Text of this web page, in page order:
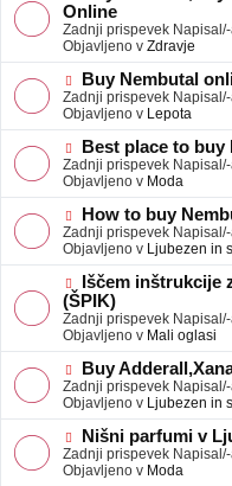
e
b
j
a
v
e
o
v
e
o
b
j
a
v
e
Online
Zadnji prispevek
Objavljeno v Zdravje
N
o
v
e
o
b
j
a
v
e
Buy Nembutal
Zadnji prispevek
Objavljeno v Lepota
N
o
v
e
o
b
j
a
v
e
Best place to buy
Zadnji prispevek
Objavljeno v Moda
N
o
v
e
o
b
j
a
v
e
How to buy
Zadnji prispevek
Objavljeno v Ljubezen in
N
o
v
e
o
b
j
a
v
e
Iščem inštrukcije
(ŠPIK)
Zadnji prispevek
Objavljeno v Mali oglasi
N
o
v
e
o
b
j
Buy
Zadnji prispevek
Objavljeno v Ljubezen in
N
o
v
Nišni parfumi v
Zadnji prispevek
Objavljeno v Moda